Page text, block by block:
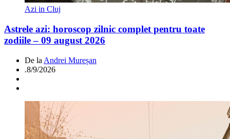
Azi in Cluj
Astrele azi: horoscop zilnic complet pentru toate
zodiile – 09 august 2026
De la Andrei Mureșan
.8/9/2026